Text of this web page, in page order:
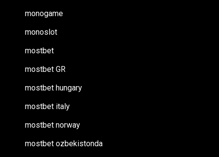
monogame
monoslot
mostbet
mostbet GR
mostbet hungary
mostbet italy
mostbet norway
mostbet ozbekistonda